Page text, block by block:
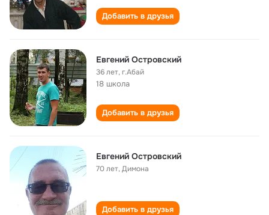
Добавить в друзья
Евгений Островский
36 лет,г.Абай
18 школа
Добавить в друзья
Евгений Островский
70 лет,Димона
Добавить в друзья